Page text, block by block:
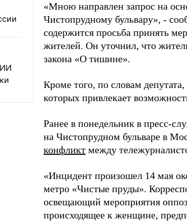
«Мною направлен запрос на
Чистопрудному бульвару», -
содержится просьба принять
жителей. Он уточнил, что
закона «О тишине».
Кроме того, по словам
которых привлекает
Ранее в понедельник в пресс-
на Чистопрудном бульваре в
конфликт между
«Инцидент произошел 14 мая
метро «Чистые пруды».
освещающий мероприятия
происходящее к женщине,